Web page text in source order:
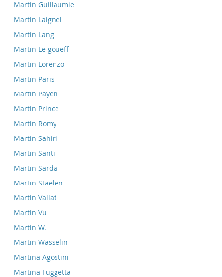
Martin Guillaumie
Martin Laignel
Martin Lang
Martin Le goueff
Martin Lorenzo
Martin Paris
Martin Payen
Martin Prince
Martin Romy
Martin Sahiri
Martin Santi
Martin Sarda
Martin Staelen
Martin Vallat
Martin Vu
Martin W.
Martin Wasselin
Martina Agostini
Martina Fuggetta